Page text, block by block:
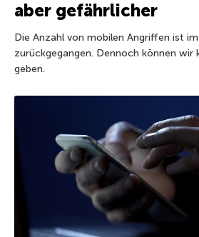
aber gefährlicher
Die Anzahl von mobilen Angriffen ist
zurückgegangen. Dennoch können wir
geben.